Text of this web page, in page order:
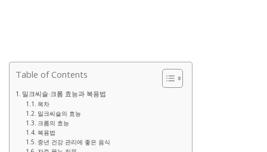
Table of Contents
밀크씨슬·크롬 효능과 복용법
목차
밀크씨슬의 효능
크롬의 효능
복용법
중년 건강 관리에 좋은 음식